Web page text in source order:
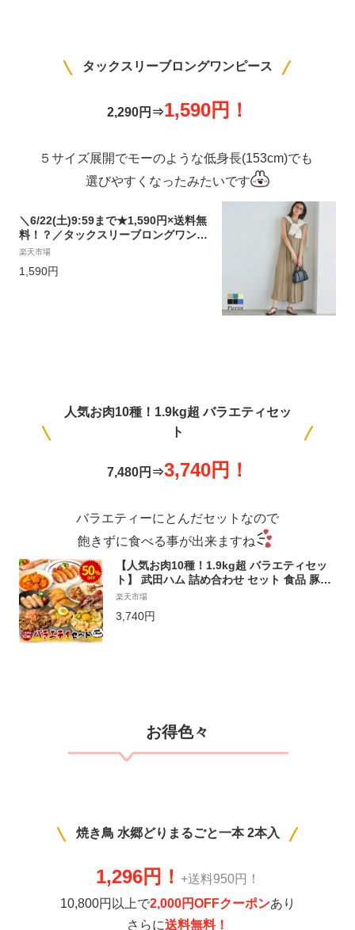
タックスリーブロングワンピース
2,290円⇒1,590円！
５サイズ展開でモーのような低身長(153cm)でも
選びやすくなったみたいです
＼6/22(土)9:59まで★1,590円×送料無
料！？／タックスリーブロングワンピ
ース ☆ ワンピース ロング ノースリー
ブ ノースリ レーヨン混 ふんわり 上品
レディース 夏 ピエロ 【Pierrot】 ko
楽天市場
1,590円
人気お肉10種！1.9kg超 バラエティセッ
ト
7,480円⇒3,740円！
バラエティーにとんだセットなので
飽きずに食べる事が出来ますね
【人気お肉10種！1.9kg超 バラエティセッ
ト】 武田ハム 詰め合わせ セット 食品 豚肉
豚バラ チャーシュー 角煮 味噌漬け 生姜焼
き 牛カルビ 牛ハラミ フランク 肉 惣菜 お中
元 御中元
楽天市場
3,740円
お得色々
焼き鳥 水郷どりまるごと一本 2本入
1,296円！ +送料950円！
10,800円以上で2,000円OFFクーポンあり
さらに送料無料！